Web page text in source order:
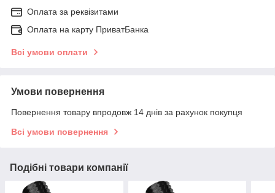
Оплата за реквізитами
Оплата на карту ПриватБанка
Всі умови оплати
Умови повернення
Повернення товару впродовж 14 днів за рахунок покупця
Всі умови повернення
Подібні товари компанії